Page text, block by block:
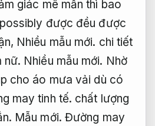
giác mê mẩn thì bao
được đều được
Nhiều mẫu mới. chi tiết
nữ. Nhiều mẫu mới. Nhờ
cho áo mưa vải dù có
may tinh tế. chất lượng
Mẫu mới. Đường may